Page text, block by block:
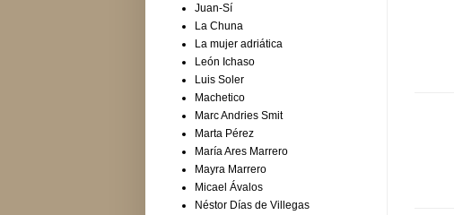
Juan-Sí
La Chuna
La mujer adriática
León Ichaso
Luis Soler
Machetico
Marc Andries Smit
Marta Pérez
María Ares Marrero
Mayra Marrero
Micael Ávalos
Néstor Días de Villegas